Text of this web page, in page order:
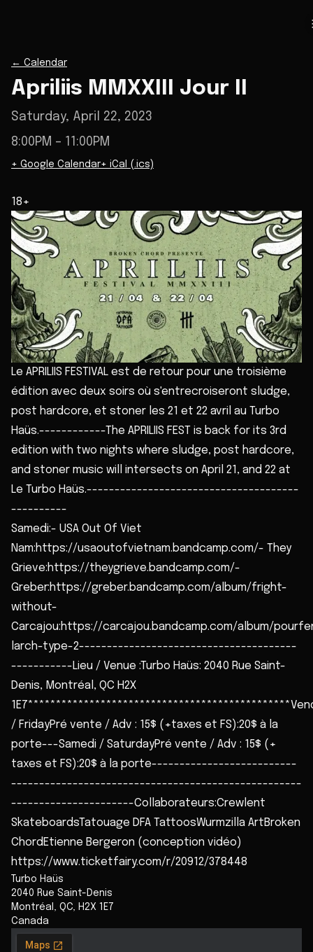
← Calendar
Apriliis MMXXIII Jour II
Saturday, April 22, 2023
8:00PM – 11:00PM
+ Google Calendar+ iCal (.ics)
18+
Le APRILIIS FESTIVAL est de retour pour une troisième
édition avec deux soirs où s'entrecroiseront sludge,
post hardcore, et stoner les 21 et 22 avril au Turbo
Haüs.------------The APRILIIS FEST is back for its 3rd
edition with two nights where sludge, post hardcore,
and stoner music will intersects on April 21, and 22 at
Le Turbo Haüs.--------------------------------------
----------
Samedi:- USA Out Of Viet
Nam:https://usaoutofvietnam.bandcamp.com/- They
Grieve:https://theygrieve.bandcamp.com/-
Greber:https://greber.bandcamp.com/album/fright-
without-
Carcajou:https://carcajou.bandcamp.com/album/
larch-type-2---------------------------------------
-----------Lieu / Venue :Turbo Haüs: 2040 Rue Saint-
Denis, Montréal, QC H2X
/ FridayPré vente / Adv : 15$ (+taxes et FS):20$ à la
porte---Samedi / SaturdayPré vente / Adv : 15$ (+
taxes et FS):20$ à la porte--------------------------
----------------------------------------------------
----------------------Collaborateurs:Crewlent
SkateboardsTatouage DFA TattoosWurmzilla ArtBroken
ChordEtienne Bergeron (conception vidéo)
https://www.ticketfairy.com/r/20912/378448
Turbo Haüs
2040 Rue Saint-Denis
Montréal , QC, H2X 1E7
Canada